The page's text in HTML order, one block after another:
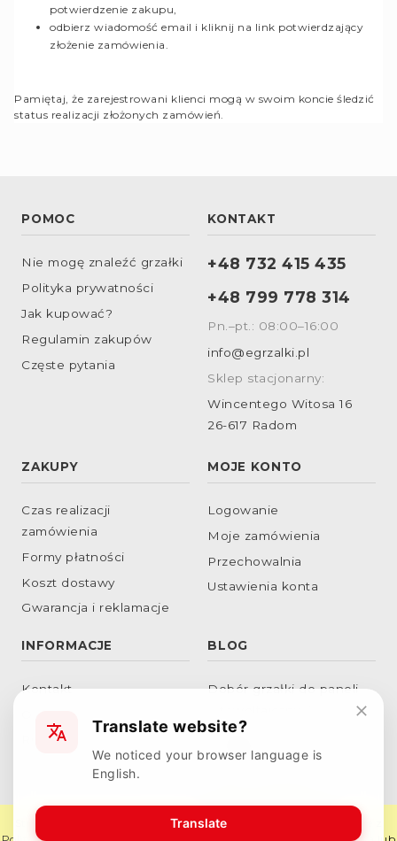
Strona korzysta z plików cookies w celu realizacji usług i zgodnie z
potwierdzenie zakupu,
odbierz wiadomość email i kliknij na link potwierdzający
złożenie zamówienia.
Pamiętaj, że zarejestrowani klienci mogą w swoim koncie śledzić
status realizacji złożonych zamówień.
POMOC
Nie mogę znaleźć grzałki
Polityka prywatności
Jak kupować?
Regulamin zakupów
Częste pytania
ZAKUPY
Czas realizacji
zamówienia
Formy płatności
Koszt dostawy
Gwarancja i reklamacje
MOJE KONTO
Logowanie
Moje zamówienia
Przechowalnia
Ustawienia konta
INFORMACJE
Kontakt
RODO
BLOG
Dobór grzałki do paneli
Podłączenie grzałek w
gwiazdę
powierzchniowego
KONTAKT
+48 732 415 435
+48 799 778 314
Pn.–pt.: 08:00–16:00
info@egrzalki.pl
Sklep stacjonarny:
Wincentego Witosa 16
26-617 Radom
Translate website?
We noticed your browser language is
English.
Translate